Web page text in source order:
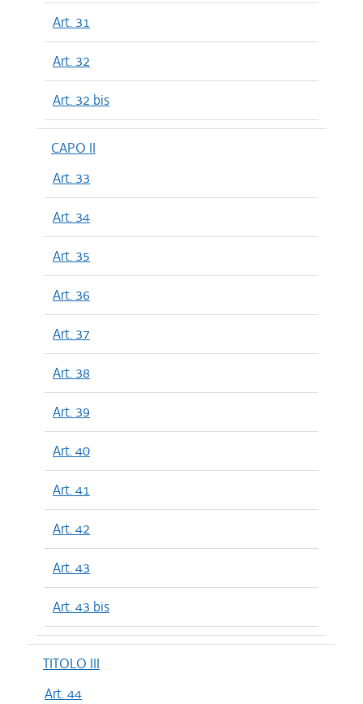
Art. 31
Art. 32
Art. 32 bis
CAPO II
Art. 33
Art. 34
Art. 35
Art. 36
Art. 37
Art. 38
Art. 39
Art. 40
Art. 41
Art. 42
Art. 43
Art. 43 bis
TITOLO III
Art. 44